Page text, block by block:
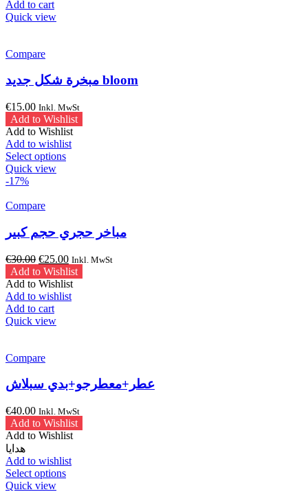
Add to cart
Quick view
Compare
مبخرة شكل جديد bloom
€15.00 Inkl. MwSt
Add to Wishlist
Add to Wishlist
Add to wishlist
Select optionsThis
options
may
be
chosen
on
the
product
Quick view
-17%
Compare
مباخر حجري حجم كبير
€30.00 Original
price
was:
€30.00.
€25.00Current
price
is:
€25.00.
Inkl. MwSt
Add to Wishlist
Add to Wishlist
Add to wishlist
Add to cart
Quick view
Compare
عطر+معطرجو+بدي سبلاش
€40.00 Inkl. MwSt
Add to Wishlist
Add to Wishlist
هدايا
Add to wishlist
Select optionsThis
Quick view